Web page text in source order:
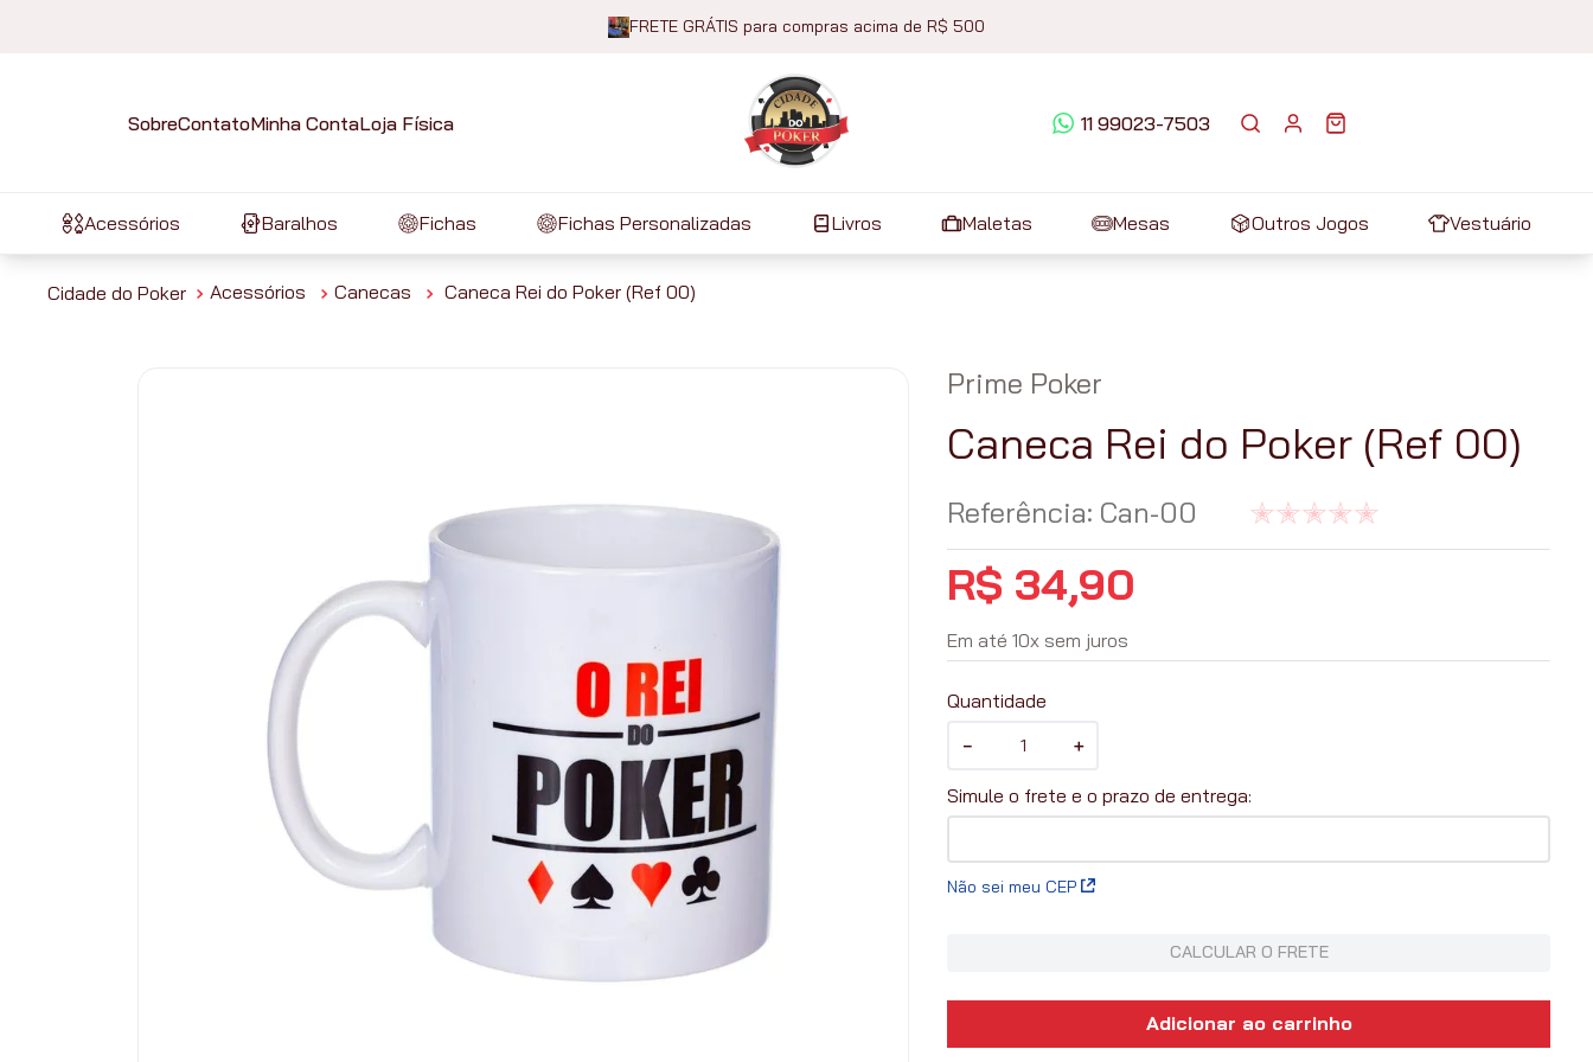
FRETE GRÁTIS para compras acima de R$ 500
SobreContatoMinha ContaLoja Física 11 99023-7503
Acessórios Baralhos Fichas Fichas Personalizadas Livros Maletas Mesas Outros Jogos Vestuário
Acessórios Canecas Caneca Rei do Poker (Ref 00)
Prime Poker
Caneca Rei do Poker (Ref 00)
Referência: Can-00
R$ 34,90
Em até10x sem juros
Quantidade
＋
－
Não sei meu CEP
CALCULAR O FRETE
Adicionar ao carrinho